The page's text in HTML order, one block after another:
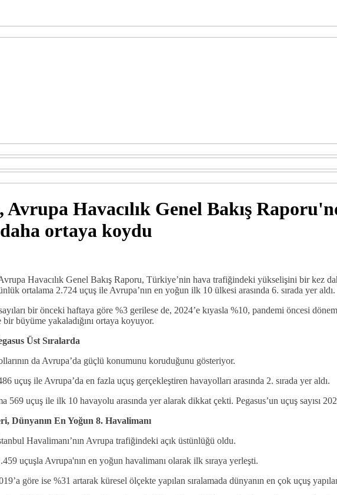
Havacılık Genel Bakış
ortaya koydu
Havacılık Genel Bakış Raporu, Türkiye’nin hava trafiğindeki yükselişini bir kez
ortalama 2.724 uçuş ile Avrupa’nın en yoğun ilk 10 ülkesi arasında 6. sırada yer aldı.
bir önceki haftaya göre %3 gerilese de, 2024’e kıyasla %10, pandemi öncesi
büyüme yakaladığını ortaya koyuyor.
Üst Sıralarda
da Avrupa’da güçlü konumunu koruduğunu gösteriyor.
uçuş ile Avrupa’da en fazla uçuş gerçekleştiren havayolları arasında 2. sırada yer aldı.
569 uçuş ile ilk 10 havayolu arasında yer alarak dikkat çekti. Pegasus’un uçuş sayısı
Dünyanın En Yoğun 8. Havalimanı
Havalimanı’nın Avrupa trafiğindeki açık üstünlüğü oldu.
uçuşla Avrupa'nın en yoğun havalimanı olarak ilk sıraya yerleşti.
göre ise %31 artarak küresel ölçekte yapılan sıralamada dünyanın en çok uçuş